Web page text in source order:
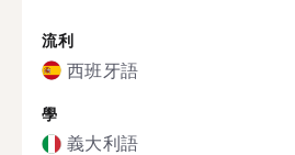
流利
西班牙語
學
義大利語